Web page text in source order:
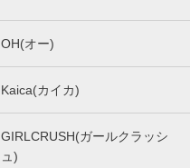
OH(オー)
Kaica(カイカ)
GIRLCRUSH(ガールクラッシ
ュ)